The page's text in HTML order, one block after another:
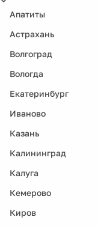
Апатиты
Астрахань
Волгоград
Вологда
Екатеринбург
Иваново
Казань
Калининград
Калуга
Кемерово
Киров